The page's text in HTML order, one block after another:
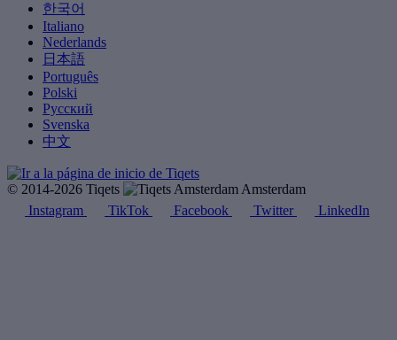
한국어
Italiano
Nederlands
日本語
Português
Polski
Русский
Svenska
中文
© 2014-2026 Tiqets
Amsterdam
Instagram
TikTok Facebook Twitter LinkedIn